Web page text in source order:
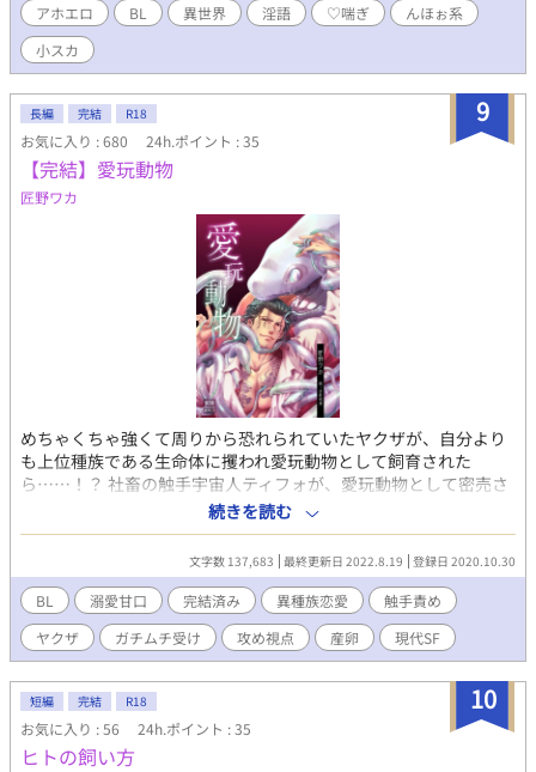
アホエロ BL 異世界 淫語 ♡喘ぎ
んほぉ系
小スカ
9
長編 完結 R18
お気に入り : 680 24h.ポイント : 35
【完結】愛玩動物
匠野ワカ
めちゃくちゃ強くて周りから恐れられていたヤクザが、自分より
も上位種族である生命体に攫われ愛玩動物として飼育された
ら……！？ 社畜の触手宇宙人ティフォが、愛玩動物として密売さ
れていた地球人（ゴリゴリのヤクザ）を保護、飼育するお話で
す。 言葉の通じない二人が少しずつ心を通わせていく異種族間恋
愛。 圧倒的上位種族である社畜触手生命体（攻め）×ガチムチの
スパダリヤクザ四十三歳♂（受け） 産卵あり。 このように情報が
渋滞している二人ですが、読みすすめれば読みすすめるほど、見
た目が化け物の触手宇宙人も厳ついヤクザも可愛く思えてくるか
ら、あら不思議。かわいいが止まらない！ ときに切なく、ときに
イチャコラな胸キュン純愛ラブストーリー。でも、ちゃんとえっ
ち。 ヤクザだけど過激な流血表現なし。現代SF（少し不思議）。
溺愛ハピエン。ムーンライトノベルズで本編完結済みの転載で
す。（本編は約8万文字） アンソロジーに寄稿していた番外編を
加筆して投稿しました。
続きを読む
文字数 137,683 最終更新日 2022.8.19 登録日 2020.10.30
BL 溺愛甘口 完結済み 異種族恋愛
触手責め
ヤクザ
ガチムチ受け 攻め視点 産卵 現代SF
10
短編 完結 R18
お気に入り : 56 24h.ポイント : 35
ヒトの飼い方